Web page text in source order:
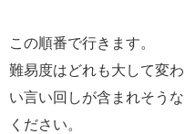
この順番で行きます。
難易度はどれも大して変
い言い回しが含まれそう
ください。